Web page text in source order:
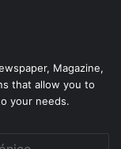
Magazine,
that allow you to
your needs.